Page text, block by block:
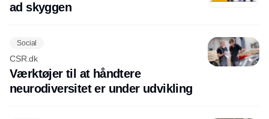
ad skyggen
Social
CSR.dk
Værktøjer til at håndtere
neurodiversitet er under udvikling